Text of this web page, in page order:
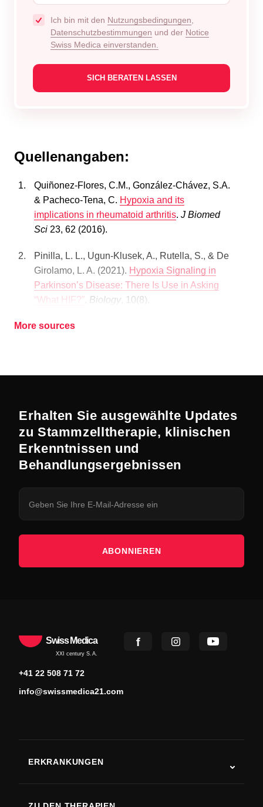
Ich bin mit den Nutzungsbedingungen,
Datenschutzbestimmungen und der Notice
Swiss Medica einverstanden.
Quellenangaben:
Quiñonez-Flores, C.M., González-Chávez, S.A.
& Pacheco-Tena, C. Hypoxia and its
implications in rheumatoid arthritis. J Biomed
Sci 23, 62 (2016).
Pinilla, L. L., Ugun-Klusek, A., Rutella, S., & De
Girolamo, L. A. (2021). Hypoxia Signaling in
Parkinson’s Disease: There Is Use in Asking
“What HIF?” Biology , 10(8).
More sources
Erhalten Sie ausgewählte Updates
zu Stammzelltherapie, klinischen
Erkenntnissen und
Behandlungsergebnissen
ABONNIEREN
Swiss Medica
XXI century S.A.
+41 22 508 71 72
info@swissmedica21.com
ERKRANKUNGEN